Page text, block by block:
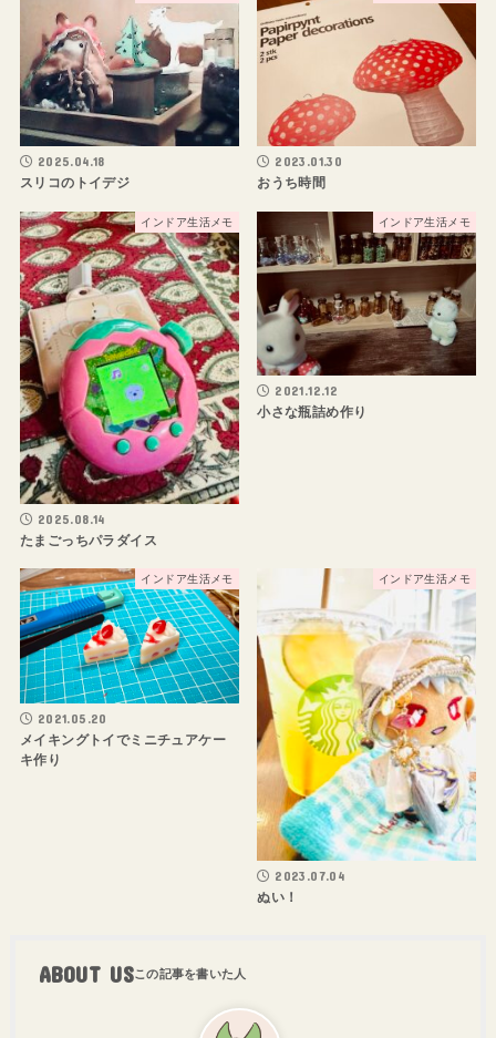
2025.04.18
スリコのトイデジ
2023.01.30
おうち時間
インドア生活メモ
2025.08.14
たまごっちパラダイス
インドア生活メモ
2021.12.12
小さな瓶詰め作り
インドア生活メモ
2021.05.20
メイキングトイでミニチュアケー
キ作り
インドア生活メモ
2023.07.04
ぬい！
ABOUT US